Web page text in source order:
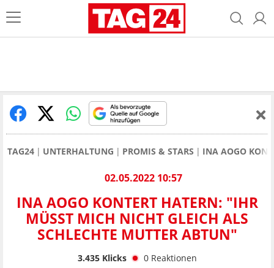
TAG24 UNTERHALTUNG PROMIS & STARS INA AOGO
02.05.2022 10:57
INA AOGO KONTERT HATERN: "IHR
MÜSST MICH NICHT GLEICH ALS
SCHLECHTE MUTTER ABTUN"
3.435Klicks 0 Reaktionen